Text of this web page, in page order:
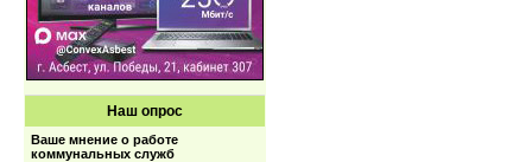
Наш опрос
Ваше мнение о работе
коммунальных служб